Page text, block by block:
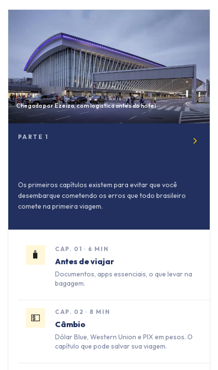
Chegada por Ezeiza, com logistica antes do hotel
PARTE1
Os primeiros capítulos existem para evitar que você
desembarque cometendo os erros que todo brasileiro
comete na primeira viagem.
🧳 CAP. 01 · 6 MIN
Antes de viajar
Documentos, apps essenciais, o que levar na
bagagem.
💵 CAP. 02 · 8 MIN
Câmbio
Dólar Blue, Western Union e PIX em pesos. O
capítulo que pode salvar sua viagem.